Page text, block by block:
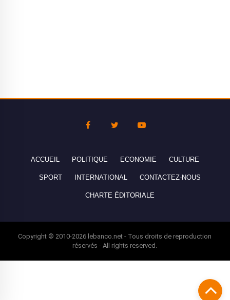
ACCUEIL POLITIQUE ECONOMIE CULTURE
SPORT INTERNATIONAL CONTACTEZ-NOUS
CHARTE ÉDITORIALE
Copyright © 2010-2026 lebanco.net - Tous droits de reproduction
réservés - All rights reserved.